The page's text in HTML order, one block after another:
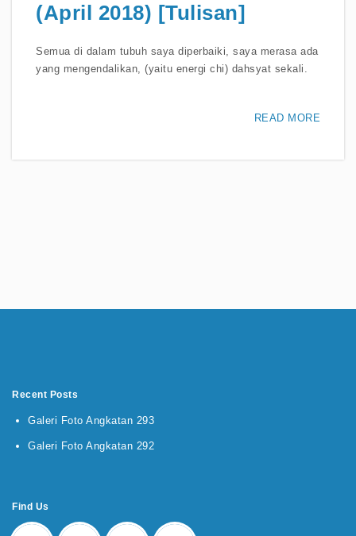
(April 2018) [Tulisan]
Semua di dalam tubuh saya diperbaiki, saya merasa ada
yang mengendalikan, (yaitu energi chi) dahsyat sekali.
READ MORE
Recent Posts
Galeri Foto Angkatan 293
Galeri Foto Angkatan 292
Find Us